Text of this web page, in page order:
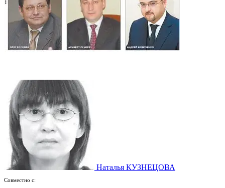
Наталья КУЗНЕЦОВА
Совместно с: